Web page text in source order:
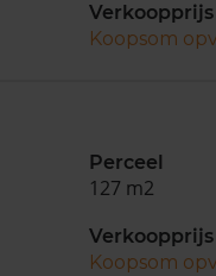
Verkoopprijs
Koopsom
Perceel
127 m2
Verkoopprijs
Koopsom